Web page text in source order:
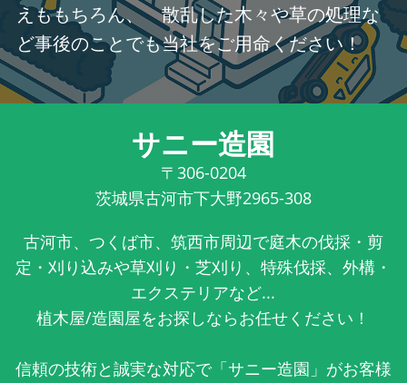
えももちろん、 散乱した木々や草の処理な
ど事後のことでも当社をご用命ください！
サニー造園
〒306-0204
茨城県古河市下大野2965-308
古河市、つくば市、筑西市周辺で庭木の伐採・剪
定・刈り込みや草刈り・芝刈り、特殊伐採、外構・
エクステリアなど...
植木屋/造園屋をお探しならお任せください！
信頼の技術と誠実な対応で「サニー造園」がお客様